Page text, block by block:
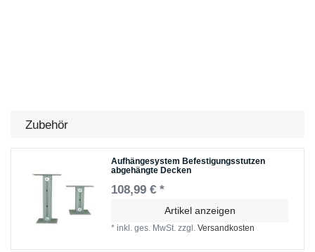
Zubehör
Aufhängesystem Befestigungsstutzen
abgehängte Decken
108,99 € *
Artikel anzeigen
*inkl. ges. MwSt. zzgl.Versandkosten